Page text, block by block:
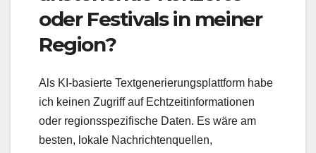
oder Festivals in meiner
Region?
Als KI-basierte Textgenerierungsplattform habe
ich keinen Zugriff auf Echtzeitinformationen
oder regionsspezifische Daten. Es wäre am
besten, lokale Nachrichtenquellen,